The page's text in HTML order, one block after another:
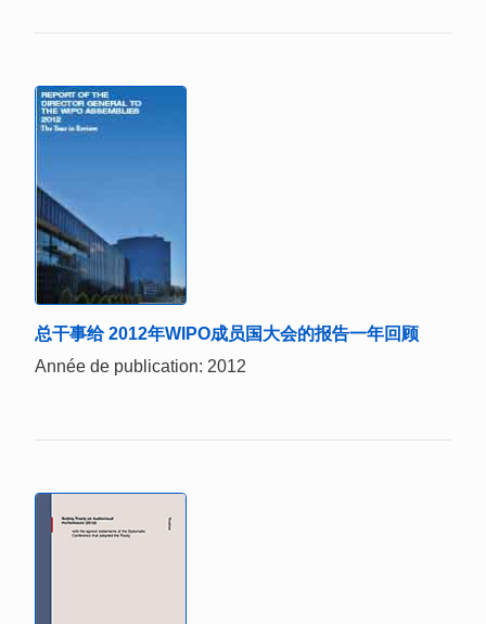
总干事给 2012年WIPO成员国大会的报告一年回顾
Année de publication: 2012